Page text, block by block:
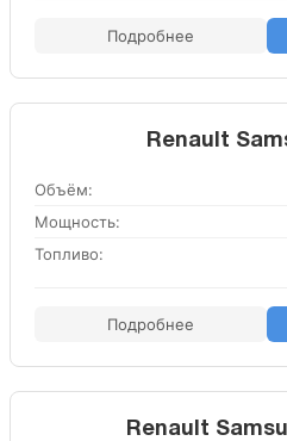
Подробнее
Renault
Объём:
Мощность:
Топливо:
Подробнее
Renault